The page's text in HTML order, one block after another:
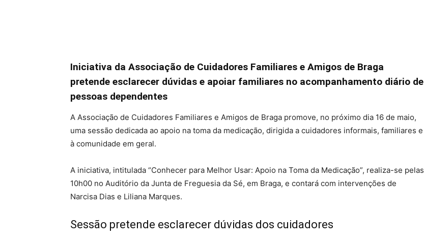
Iniciativa da Associação de Cuidadores Familiares e Amigos de Braga
pretende esclarecer dúvidas e apoiar familiares no acompanhamento diário de
pessoas dependentes
A Associação de Cuidadores Familiares e Amigos de Braga promove, no próximo dia 16 de maio,
uma sessão dedicada ao apoio na toma da medicação, dirigida a cuidadores informais, familiares e
à comunidade em geral.
A iniciativa, intitulada “Conhecer para Melhor Usar: Apoio na Toma da Medicação”, realiza-se pelas
10h00 no Auditório da Junta de Freguesia da Sé, em Braga, e contará com intervenções de
Narcisa Dias e Liliana Marques.
Sessão pretende esclarecer dúvidas dos cuidadores